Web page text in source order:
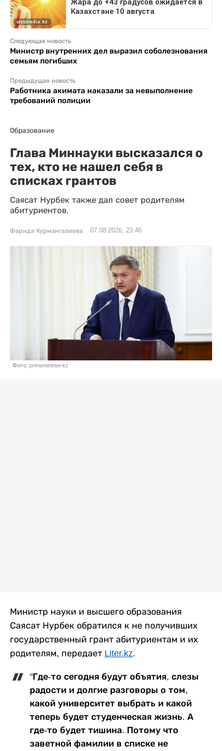
Следующая новость
Министр внутренних дел выразил соболезнования
семьям погибших
Предыдущая новость
Работника акимата наказали за невыполнение
требований полиции
Образование
Глава Миннауки высказался о
тех, кто не нашел себя в
списках грантов
Саясат Нурбек также дал совет родителям
абитуриентов.
Фарида Курмангалиева 07.08.2026, 23:46
Фото: primeminister.kz
Министр науки и высшего образования
Саясат Нурбек обратился к не получивших
государственный грант абитуриентам и их
родителям, передает Liter.kz.
"Где-то сегодня будут объятия, слезы
радости и долгие разговоры о том,
какой университет выбрать и какой
теперь будет студенческая жизнь. А
где-то будет тишина. Потому что
заветной фамилии в списке не